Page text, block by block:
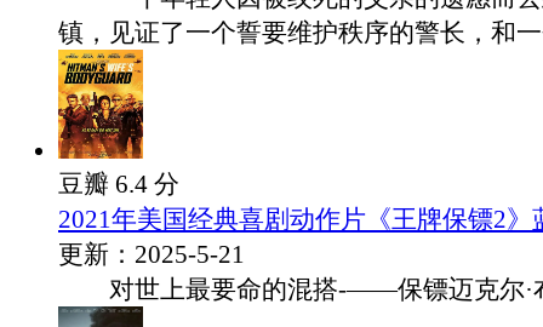
镇，见证了一个誓要维护秩序的警长，和
豆瓣 6.4 分
2021年美国经典喜剧动作片《王牌保镖2》
更新：2025-5-21
对世上最要命的混搭-——保镖迈克尔·